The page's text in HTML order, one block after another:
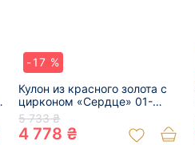
-17 %
Кулон из красного золота с
цирконом «Сердце» 01-
200796916
5 733 ₴
4 778 ₴